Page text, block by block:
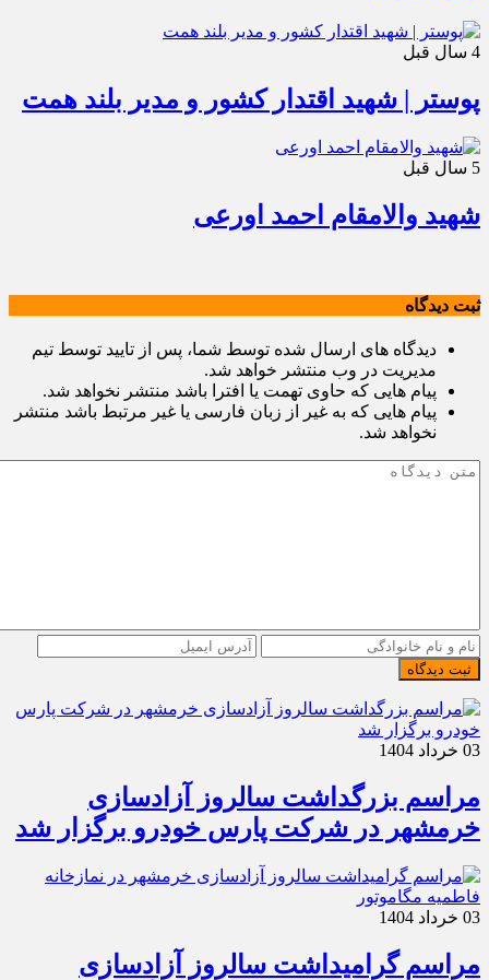
4 سال قبل
پوستر | شهید اقتدار کشور و مدیر بلند همت
5 سال قبل
شهید والامقام احمد اورعی
ثبت دیدگاه
دیدگاه های ارسال شده توسط شما، پس از تایید توسط تیم
مدیریت در وب منتشر خواهد شد.
پیام هایی که حاوی تهمت یا افترا باشد منتشر نخواهد شد.
پیام هایی که به غیر از زبان فارسی یا غیر مرتبط باشد منتشر
نخواهد شد.
ثبت دیدگاه
03 خرداد 1404
مراسم بزرگداشت سالروز آزادسازی
خرمشهر در شرکت پارس خودرو برگزار شد
03 خرداد 1404
مراسم گرامیداشت سالروز آزادسازی